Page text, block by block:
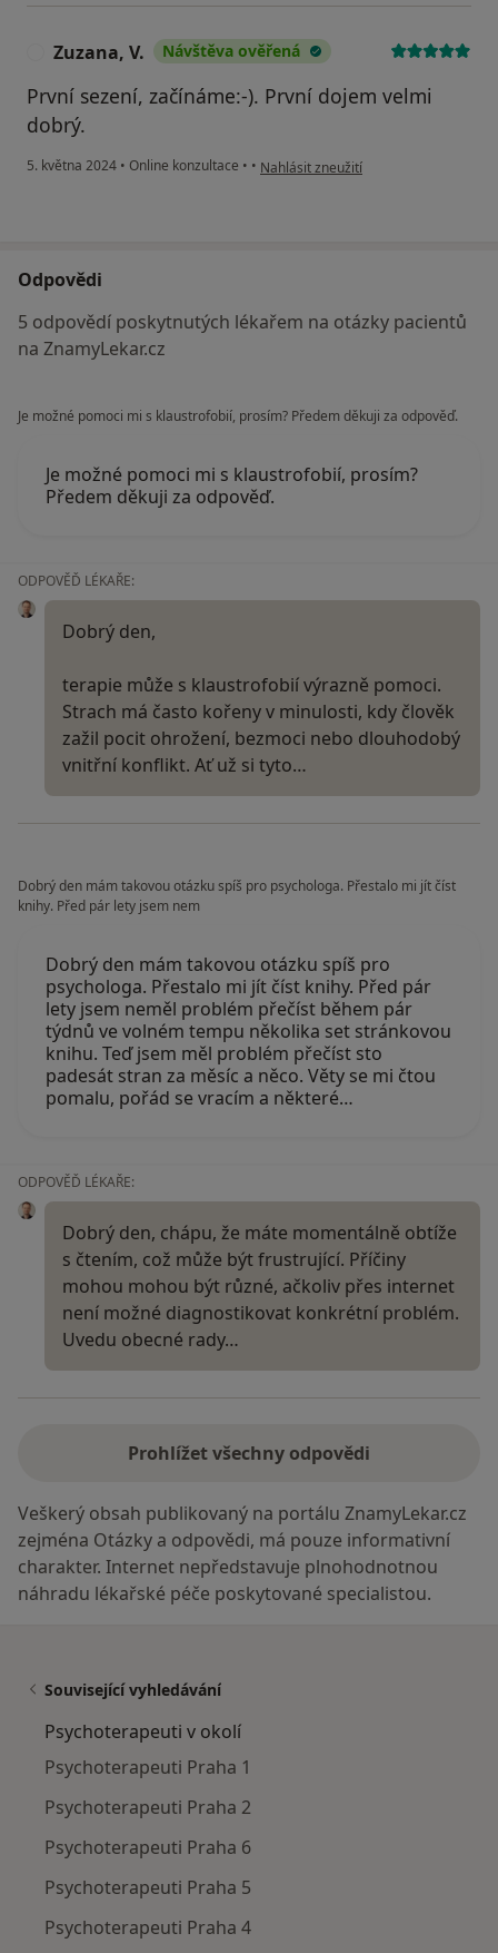
Zuzana, V. Návštěva ověřená
První sezení, začínáme:-). První dojem velmi
dobrý.
5. května 2024 • Online konzultace • • podle názoru uživatele Zuzana, V.
Nahlásit zneužití
Odpovědi
5 odpovědí poskytnutých lékařem na otázky pacientů
na ZnamyLekar.cz
Je možné pomoci mi s klaustrofobií, prosím? Předem děkuji za odpověď.
Je možné pomoci mi s klaustrofobií, prosím?
Předem děkuji za odpověď.
ODPOVĚĎ LÉKAŘE:
Dobrý den,
terapie může s klaustrofobií výrazně pomoci.
Strach má často kořeny v minulosti, kdy člověk
zažil pocit ohrožení, bezmoci nebo dlouhodobý
vnitřní konflikt. Ať už si tyto…
Dobrý den mám takovou otázku spíš pro psychologa. Přestalo mi jít číst
knihy. Před pár lety jsem nem
Dobrý den mám takovou otázku spíš pro
psychologa. Přestalo mi jít číst knihy. Před pár
lety jsem neměl problém přečíst během pár
týdnů ve volném tempu několika set stránkovou
knihu. Teď jsem měl problém přečíst sto
padesát stran za měsíc a něco. Věty se mi čtou
pomalu, pořád se vracím a některé…
ODPOVĚĎ LÉKAŘE:
Dobrý den, chápu, že máte momentálně obtíže
s čtením, což může být frustrující. Příčiny
mohou mohou být různé, ačkoliv přes internet
není možné diagnostikovat konkrétní problém.
Uvedu obecné rady…
Prohlížet všechny odpovědi
Veškerý obsah publikovaný na portálu ZnamyLekar.cz
zejména Otázky a odpovědi, má pouze informativní
charakter. Internet nepředstavuje plnohodnotnou
náhradu lékařské péče poskytované specialistou.
Související vyhledávání
Psychoterapeuti v okolí
Psychoterapeuti Praha 1
Psychoterapeuti Praha 2
Psychoterapeuti Praha 6
Psychoterapeuti Praha 5
Psychoterapeuti Praha 4